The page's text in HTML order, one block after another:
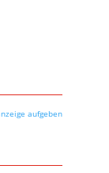
aufgeben